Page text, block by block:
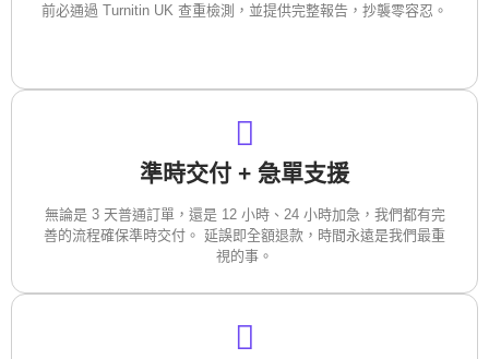
前必通過 Turnitin UK 查重檢測，並提供完整報告，抄襲零容忍。
準時交付 + 急單支援
無論是 3 天普通訂單，還是 12 小時、24 小時加急，我們都有完
善的流程確保準時交付。 延誤即全額退款，時間永遠是我們最重
視的事。